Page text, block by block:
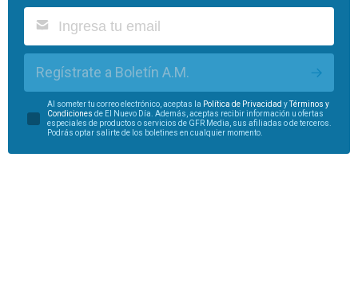
Regístrate a Boletín A.M.
Al someter tu correo electrónico, aceptas la Política de Privacidad yTérminos y
Condiciones de El Nuevo Día. Además, aceptas recibir información u ofertas
especiales de productos o servicios de GFR Media, sus afiliadas o de terceros.
Podrás optar salirte de los boletines en cualquier momento.